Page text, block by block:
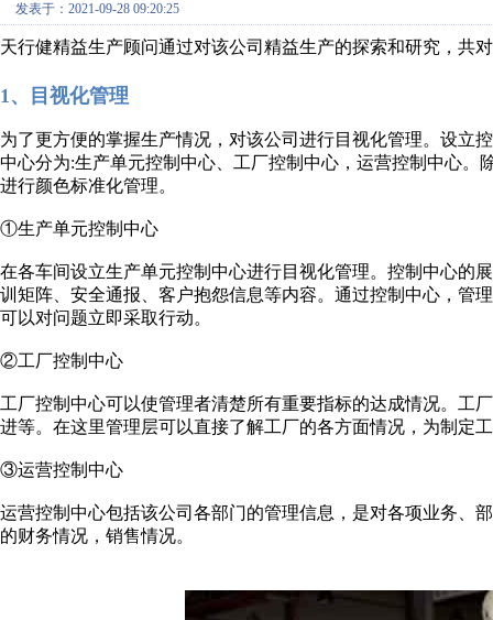
发表于：2021-09-28 09:20:25
天行健精益生产顾问通过对该公司精益生产的探索和研究，共
1、目视化管理
为了更方便的掌握生产情况，对该公司进行目视化管理。设立
中心分为:生产单元控制中心、工厂控制中心，运营控制中心
进行颜色标准化管理。
①生产单元控制中心
在各车间设立生产单元控制中心进行目视化管理。控制中心的
训矩阵、安全通报、客户抱怨信息等内容。通过控制中心，管
可以对问题立即采取行动。
②工厂控制中心
工厂控制中心可以使管理者清楚所有重要指标的达成情况。工
进等。在这里管理层可以直接了解工厂的各方面情况，为制定
③运营控制中心
运营控制中心包括该公司各部门的管理信息，是对各项业务、
的财务情况，销售情况。